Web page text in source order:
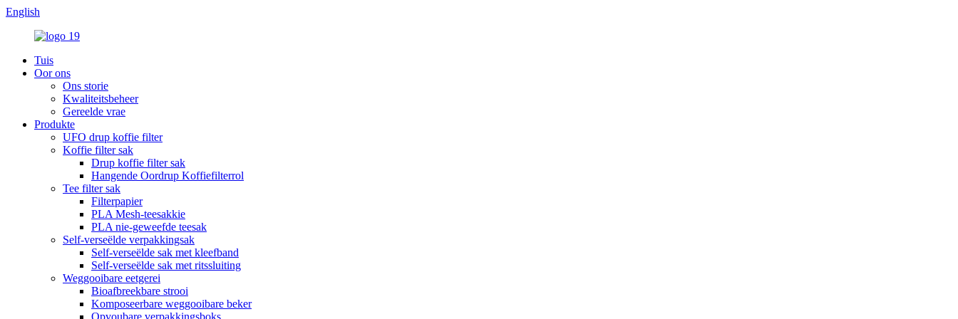
English
Tuis
Oor ons
Ons storie
Kwaliteitsbeheer
Gereelde vrae
Produkte
UFO drup koffie filter
Koffie filter sak
Drup koffie filter sak
Hangende Oordrup Koffiefilterrol
Tee filter sak
Filterpapier
PLA Mesh-teesakkie
PLA nie-geweefde teesak
Self-verseëlde verpakkingsak
Self-verseëlde sak met kleefband
Self-verseëlde sak met ritssluiting
Weggooibare eetgerei
Bioafbreekbare strooi
Komposeerbare weggooibare beker
Opvoubare verpakkingsboks